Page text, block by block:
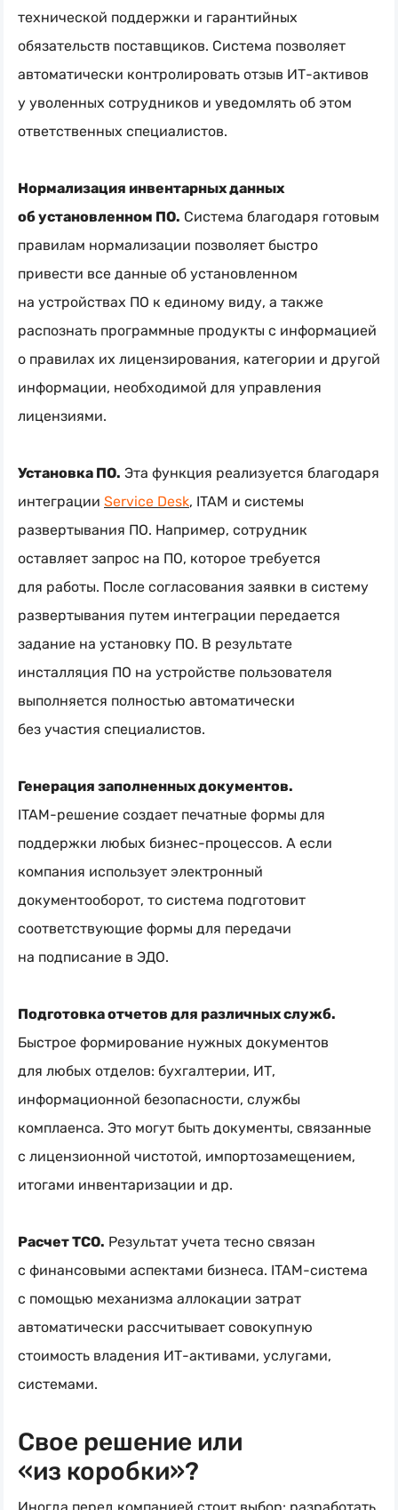
технической поддержки и гарантийных
обязательств поставщиков. Система позволяет
автоматически контролировать отзыв ИТ-активов
у уволенных сотрудников и уведомлять об этом
ответственных специалистов.
Нормализация инвентарных данных
об установленном ПО. Система благодаря готовым
правилам нормализации позволяет быстро
привести все данные об установленном
на устройствах ПО к единому виду, а также
распознать программные продукты с информацией
о правилах их лицензирования, категории и другой
информации, необходимой для управления
лицензиями.
Установка ПО. Эта функция реализуется благодаря
интеграции Service Desk, ITAM и системы
развертывания ПО. Например, сотрудник
оставляет запрос на ПО, которое требуется
для работы. После согласования заявки в систему
развертывания путем интеграции передается
задание на установку ПО. В результате
инсталляция ПО на устройстве пользователя
выполняется полностью автоматически
без участия специалистов.
Генерация заполненных документов.
ITAM-решение создает печатные формы для
поддержки любых бизнес-процессов. А если
компания использует электронный
документооборот, то система подготовит
соответствующие формы для передачи
на подписание в ЭДО.
Подготовка отчетов для различных служб.
Быстрое формирование нужных документов
для любых отделов: бухгалтерии, ИТ,
информационной безопасности, службы
комплаенса. Это могут быть документы, связанные
с лицензионной чистотой, импортозамещением,
итогами инвентаризации и др.
Расчет TCO. Результат учета тесно связан
с финансовыми аспектами бизнеса. ITAM-система
с помощью механизма аллокации затрат
автоматически рассчитывает совокупную
стоимость владения ИТ-активами, услугами,
системами.
Свое решение или
«из коробки»?